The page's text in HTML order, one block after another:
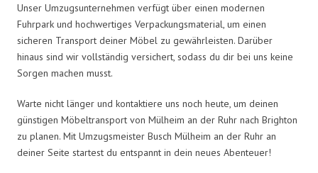
Unser Umzugsunternehmen verfügt über einen modernen
Fuhrpark und hochwertiges Verpackungsmaterial, um einen
sicheren Transport deiner Möbel zu gewährleisten. Darüber
hinaus sind wir vollständig versichert, sodass du dir bei uns keine
Sorgen machen musst.
Warte nicht länger und kontaktiere uns noch heute, um deinen
günstigen Möbeltransport von Mülheim an der Ruhr nach Brighton
zu planen. Mit Umzugsmeister Busch Mülheim an der Ruhr an
deiner Seite startest du entspannt in dein neues Abenteuer!